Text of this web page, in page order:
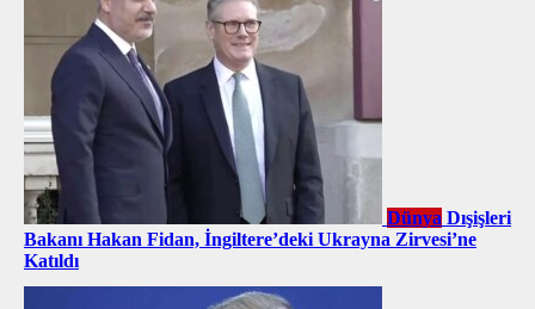
Dünya Dışişleri
Bakanı Hakan Fidan, İngiltere’deki Ukrayna Zirvesi’ne
Katıldı